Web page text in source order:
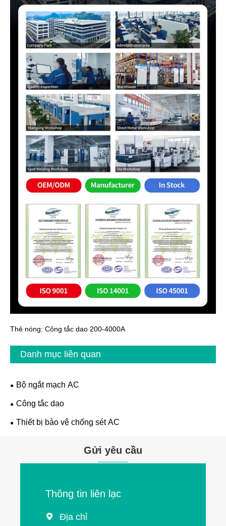
Thẻ nóng: Công tắc dao 200-4000A
Danh mục liên quan
Bộ ngắt mạch AC
Công tắc dao
Thiết bị bảo vệ chống sét AC
Gửi yêu cầu
Thông tin liên lạc
 Địa chỉ